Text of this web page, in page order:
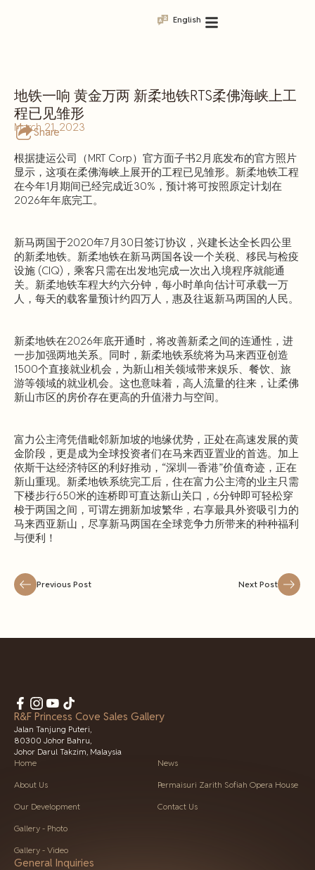
English
地铁一响 黄金万两 新柔地铁RTS柔佛海峡上工
程已见雏形
Share
March 21, 2023
根据捷运公司（MRT Corp）官方面子书2月底发布的官方照片
显示，这项在柔佛海峡上展开的工程已见雏形。新柔地铁工程
在今年1月期间已经完成近30%，预计将可按照原定计划在
2026年年底完工。
新马两国于2020年7月30日签订协议，兴建长达全长四公里
的新柔地铁。新柔地铁在新马两国各设一个关税、移民与检疫
设施 (CIQ)，乘客只需在出发地完成一次出入境程序就能通
关。新柔地铁车程大约六分钟，每小时单向估计可承载一万
人，每天的载客量预计约四万人，惠及往返新马两国的人民。
新柔地铁在2026年底开通时，将改善新柔之间的连通性，进
一步加强两地关系。同时，新柔地铁系统将为马来西亚创造
1500个直接就业机会，为新山相关领域带来娱乐、餐饮、旅
游等领域的就业机会。这也意味着，高人流量的往来，让柔佛
新山市区的房价存在更高的升值潜力与空间。
富力公主湾凭借毗邻新加坡的地缘优势，正处在高速发展的黄
金阶段，更是成为全球投资者们在马来西亚置业的首选。加上
依斯干达经济特区的利好推动，“深圳—香港”价值奇迹，正在
新山重现。新柔地铁系统完工后，住在富力公主湾的业主只需
下楼步行650米的连桥即可直达新山关口，6分钟即可轻松穿
梭于两国之间，可谓左拥新加坡繁华，右享最具外资吸引力的
马来西亚新山，尽享新马两国在全球竞争力所带来的种种福利
与便利！
Previous Post Next Post
R&F Princess Cove Sales Gallery
Jalan Tanjung Puteri,
80300 Johor Bahru,
Johor Darul Takzim, Malaysia
Home
About Us
Our Development
Gallery - Photo
Gallery - Video
News
Permaisuri Zarith Sofiah Opera House
Contact Us
General Inquiries